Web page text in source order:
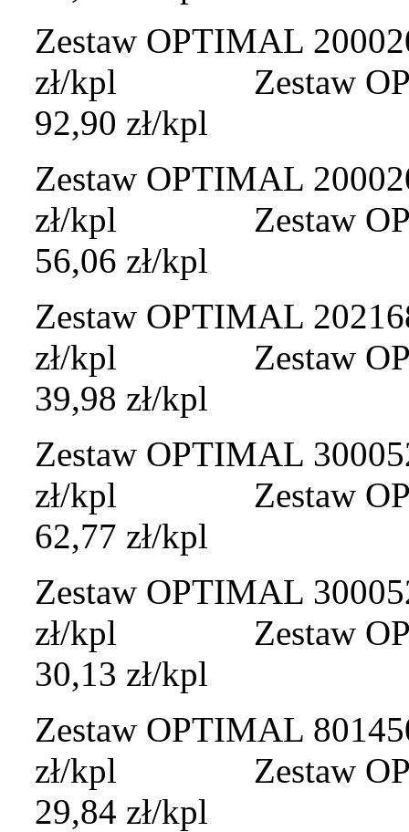
Zestaw OPTIMAL
zł/kpl Zestaw
92,90 zł/kpl
Zestaw OPTIMAL
zł/kpl Zestaw
56,06 zł/kpl
Zestaw OPTIMAL
zł/kpl Zestaw
39,98 zł/kpl
Zestaw OPTIMAL
zł/kpl Zestaw
62,77 zł/kpl
Zestaw OPTIMAL
zł/kpl Zestaw
30,13 zł/kpl
Zestaw OPTIMAL
zł/kpl Zestaw
29,84 zł/kpl